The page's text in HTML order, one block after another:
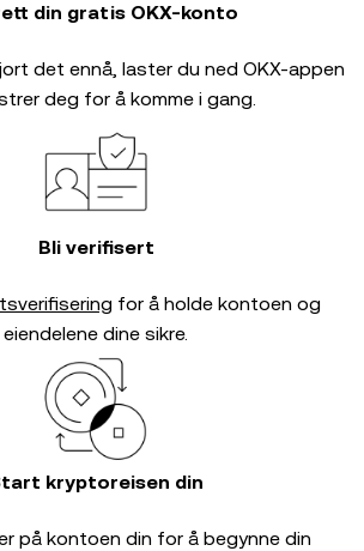
din gratis OKX-konto
det ennå, laster du ned OKX-appen
deg for å komme i gang.
Bli verifisert
for å holde kontoen og
eiendelene dine sikre.
kryptoreisen din
på kontoen din for å begynne din